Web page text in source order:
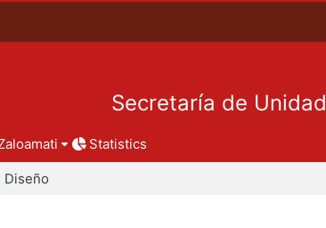
Secretaría de Unidad
Statistics
Diseño